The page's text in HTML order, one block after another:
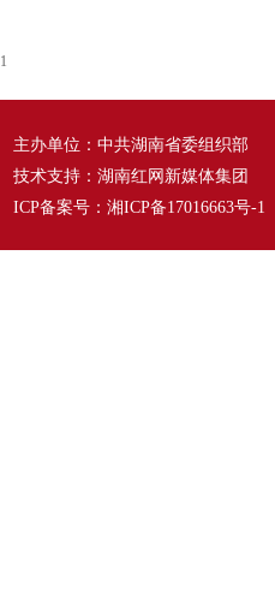
1
主办单位：中共湖南省委组织部
技术支持：湖南红网新媒体集团
ICP备案号： 湘ICP备17016663号-1